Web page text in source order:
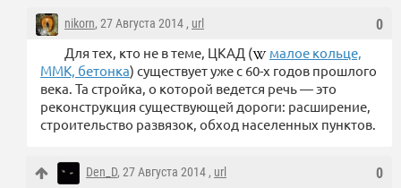
0
nikorn, 27 Августа 2014 , url
Для тех, кто не в теме, ЦКАД (
малое кольце,
ММК, бетонка) существует уже с 60-х годов прошлого
века. Та стройка, о которой ведется речь — это
реконструкция существующей дороги: расширение,
строительство развязок, обход населенных пунктов.
0
Den_D, 27 Августа 2014 , url